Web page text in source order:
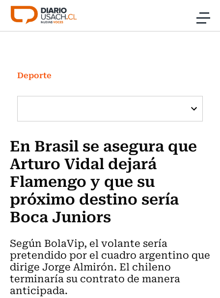
Click acá para ir directamente al contenido
Investigación
Cultura
Programas Radio y TV Usach
Deporte
En Brasil se asegura que
Arturo Vidal dejará
Flamengo y que su
próximo destino sería
Boca Juniors
Según BolaVip, el volante sería
pretendido por el cuadro argentino que
dirige Jorge Almirón. El chileno
terminaría su contrato de manera
anticipada.